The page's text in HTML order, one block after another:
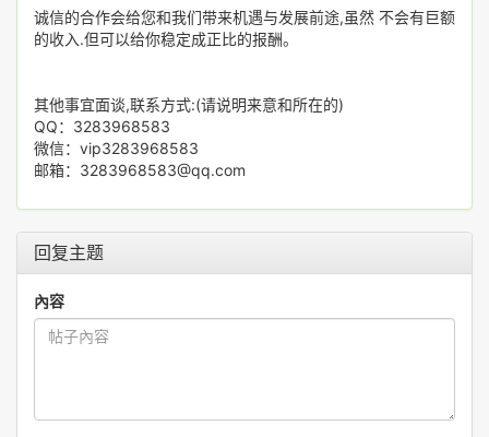
诚信的合作会给您和我们带来机遇与发展前途,虽然 不会有巨额
的收入.但可以给你稳定成正比的报酬。
其他事宜面谈,联系方式:(请说明来意和所在的)
QQ：3283968583
微信：vip3283968583
邮箱：3283968583@qq.com
回复主题
內容